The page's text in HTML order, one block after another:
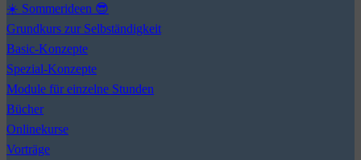
☀️ Sommerideen 😎
Grundkurs zur Selbständigkeit
Basic-Konzepte
Spezial-Konzepte
Module für einzelne Stunden
Bücher
Onlinekurse
Vorträge